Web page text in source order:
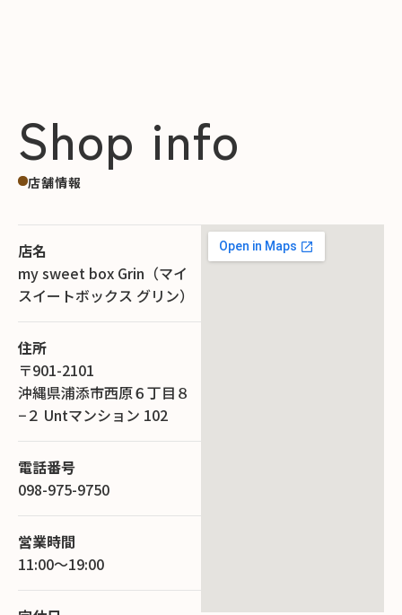
Shop info
店舗情報
店名
my sweet box Grin（マイ
スイートボックス グリン）
住所
〒901-2101
沖縄県浦添市西原６丁目８
−２ Untマンション 102
電話番号
098-975-9750
営業時間
11:00～19:00